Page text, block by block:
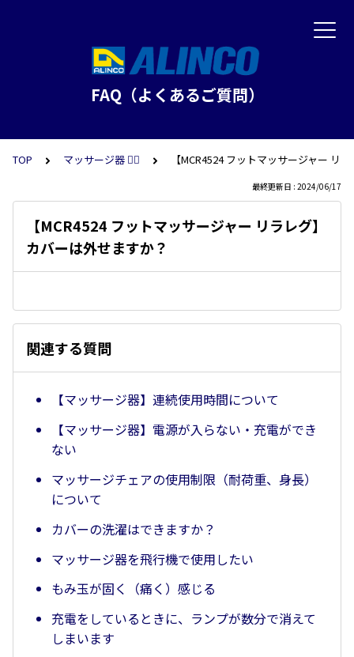
FAQ（よくあるご質問）
TOP マッサージ器 💆‍♂️ 【MCR4524 フットマッサージャー リ
最終更新日 : 2024/06/17
【MCR4524 フットマッサージャー リラレグ】
カバーは外せますか？
関連する質問
【マッサージ器】連続使用時間について
【マッサージ器】電源が入らない・充電ができ
ない
マッサージチェアの使用制限（耐荷重、身長）
について
カバーの洗濯はできますか？
マッサージ器を飛行機で使用したい
もみ玉が固く（痛く）感じる
充電をしているときに、ランプが数分で消えて
しまいます